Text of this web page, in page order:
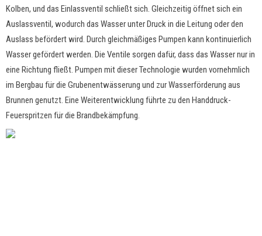
Kolben, und das Einlassventil schließt sich. Gleichzeitig öffnet sich ein
Auslassventil, wodurch das Wasser unter Druck in die Leitung oder den
Auslass befördert wird. Durch gleichmäßiges Pumpen kann kontinuierlich
Wasser gefördert werden. Die Ventile sorgen dafür, dass das Wasser nur in
eine Richtung fließt. Pumpen mit dieser Technologie wurden vornehmlich
im Bergbau für die Grubenentwässerung und zur Wasserförderung aus
Brunnen genutzt. Eine Weiterentwicklung führte zu den Handdruck-
Feuerspritzen für die Brandbekämpfung.